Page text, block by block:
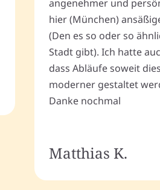
angenehmer und
hier (München)
(Den es so oder so
Stadt gibt). Ich hatte
dass Abläufe soweit
moderner gestaltet
Danke nochmal
Matthias K.